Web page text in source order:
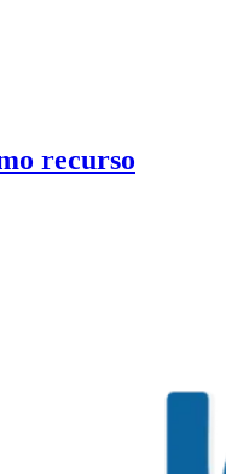
recurso